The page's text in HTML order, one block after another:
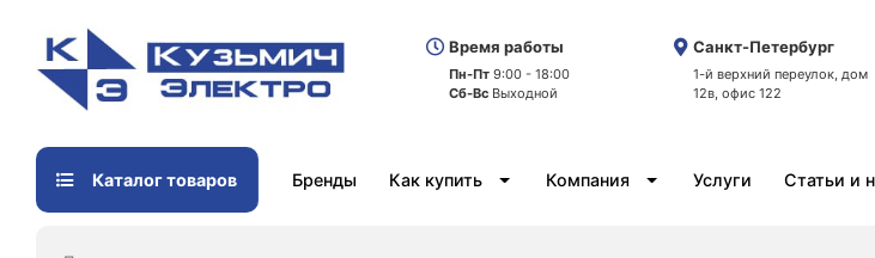
Время работы
Пн-Пт 9:00 - 18:00
Сб-Вс Выходной
Санкт-Петербург
1-й верхний переулок, дом
12в, офис 122
Каталог товаров Бренды Как купить Компания Услуги Статьи и